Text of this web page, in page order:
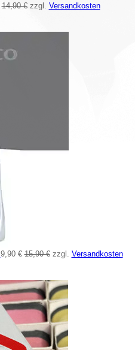
14,90 € zzgl. Versandkosten
9,90 € 15,90 € zzgl. Versandkosten